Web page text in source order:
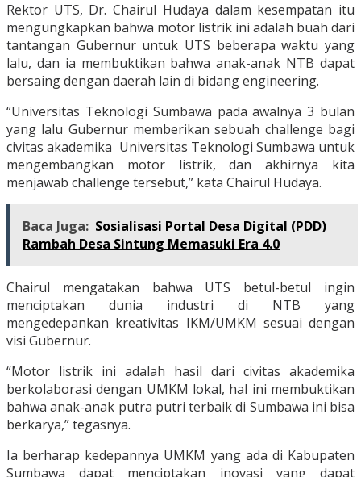
Rektor UTS, Dr. Chairul Hudaya dalam kesempatan itu
mengungkapkan bahwa motor listrik ini adalah buah dari
tantangan Gubernur untuk UTS beberapa waktu yang
lalu, dan ia membuktikan bahwa anak-anak NTB dapat
bersaing dengan daerah lain di bidang engineering.
“Universitas Teknologi Sumbawa pada awalnya 3 bulan
yang lalu Gubernur memberikan sebuah challenge bagi
civitas akademika Universitas Teknologi Sumbawa untuk
mengembangkan motor listrik, dan akhirnya kita
menjawab challenge tersebut,” kata Chairul Hudaya.
Baca Juga: Sosialisasi Portal Desa Digital (PDD)
Rambah Desa Sintung Memasuki Era 4.0
Chairul mengatakan bahwa UTS betul-betul ingin
menciptakan dunia industri di NTB yang
mengedepankan kreativitas IKM/UMKM sesuai dengan
visi Gubernur.
“Motor listrik ini adalah hasil dari civitas akademika
berkolaborasi dengan UMKM lokal, hal ini membuktikan
bahwa anak-anak putra putri terbaik di Sumbawa ini bisa
berkarya,” tegasnya.
Ia berharap kedepannya UMKM yang ada di Kabupaten
Sumbawa dapat menciptakan inovasi yang dapat